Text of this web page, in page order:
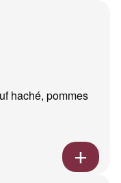
haché, pommes